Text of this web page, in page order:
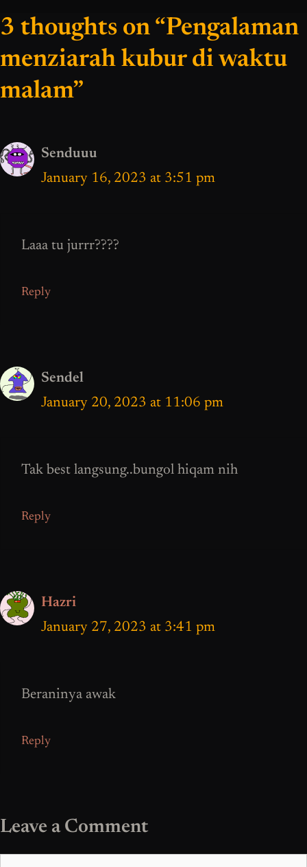
3 thoughts on “Pengalaman
menziarah kubur di waktu
malam”
Senduuu
January 16, 2023 at 3:51 pm
Laaa tu jurrr????
Reply
Sendel
January 20, 2023 at 11:06 pm
Tak best langsung..bungol hiqam nih
Reply
Hazri
January 27, 2023 at 3:41 pm
Beraninya awak
Reply
Leave a Comment